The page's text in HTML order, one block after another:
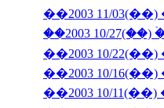
��2003 11/
��2003 10/
��2003 10/